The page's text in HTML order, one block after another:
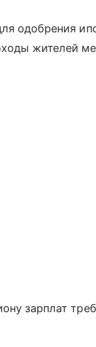
одобрения
жителей
зарплат